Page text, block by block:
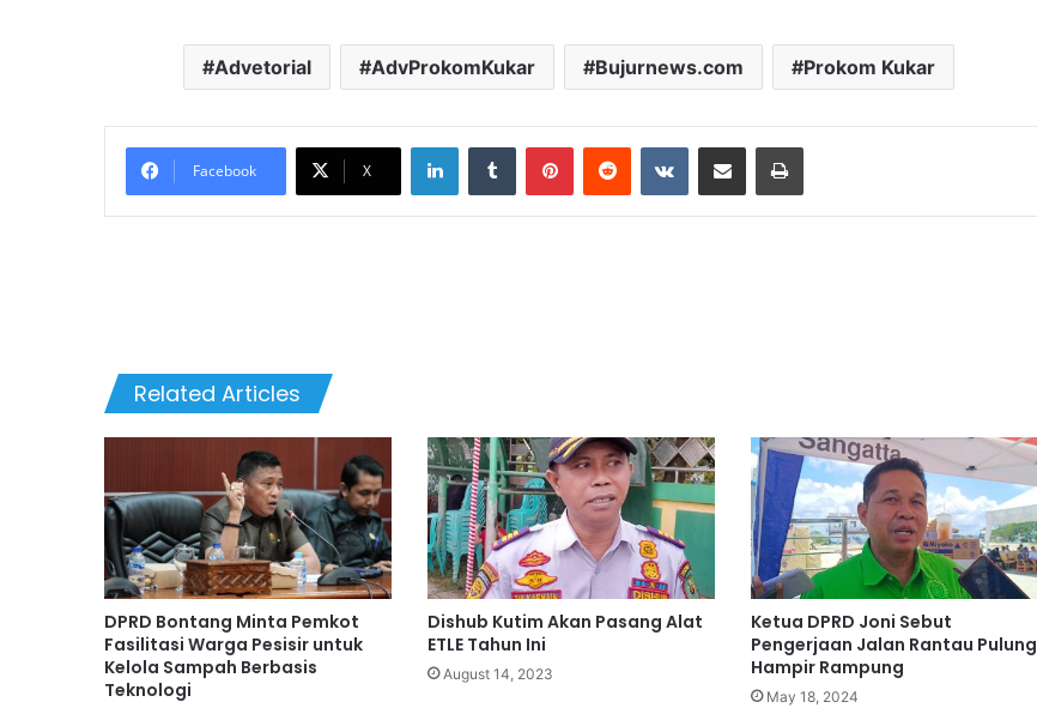
Advetorial AdvProkomKukar Bujurnews.com Prokom Kukar
Facebook X
LinkedInTumblr PinterestReddit VKontakteShare via Email Print
Related Articles
DPRD Bontang Minta Pemkot
Fasilitasi Warga Pesisir untuk
Kelola Sampah Berbasis
Teknologi
Dishub Kutim Akan Pasang Alat
ETLE Tahun Ini
August 14, 2023
Ketua DPRD Joni Sebut
Pengerjaan Jalan Rantau Pulung
Hampir Rampung
May 18, 2024